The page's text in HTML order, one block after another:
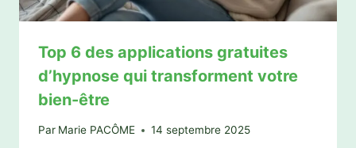
Top 6 des applications gratuites
d’hypnose qui transforment votre
bien-être
Par Marie PACÔME 14 septembre 2025